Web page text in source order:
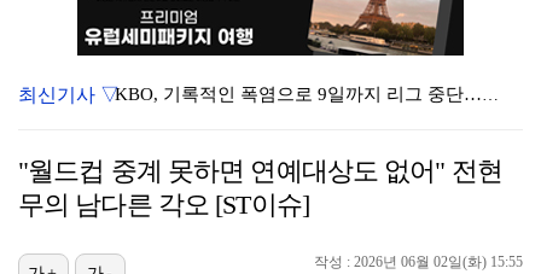
KBO, 기록적인 폭염으로 9일까지 리그 중단…내달 6…
이강인, 드디어 아틀레티코 선수단과 만났다…시메오네 감…
최신기사 ▽
"월드컵 중계 못하면 연예대상도 없어" 전현
무의 남다른 각오 [ST이슈]
작성 : 2026년 06월 02일(화) 15:55